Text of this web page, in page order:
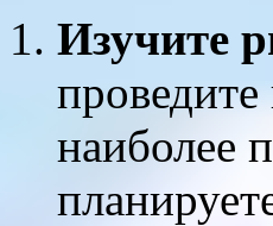
Изучите
наиболее